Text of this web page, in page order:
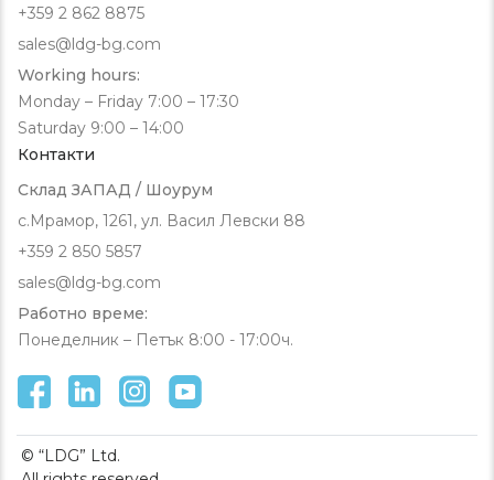
+359 2 862 8875
sales@ldg-bg.com
Working hours:
Monday – Friday 7:00 – 17:30
Saturday 9:00 – 14:00
Контакти
Склад ЗАПАД / Шоурум
с.Мрамор, 1261, ул. Васил Левски 88
+359 2 850 5857
sales@ldg-bg.com
Работно време:
Понеделник – Петък 8:00 - 17:00ч.
© “LDG” Ltd.